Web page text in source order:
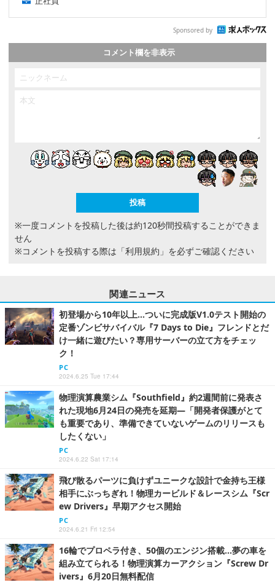
Sponsored by
コメント欄を非表示
※一度コメントを投稿した後は約120秒間投稿することができま
せん
※コメントを投稿する際は 「利用規約」 を必ずご確認ください
関連ニュース
初登場から10年以上…ついに完成版V1.0テスト開始の
定番ゾンビサバイバル『7 Days to Die』フレンドとだ
け一緒に遊びたい？専用サーバーの立て方をチェッ
ク！
PC
2024.6.25 Tue 17:44
物理演算農業シム『Southfield』約2週間前に発表さ
れた現地6月24日の発売を延期―「開発者保護がとて
も重要であり、準備できていないゲームのリリースも
したくない」
PC
2024.6.22 Sat 17:14
飛び散るパーツに負けずユニークな設計で金持ち王様
相手にぶっちぎれ！物理カービルド＆レースシム『Scr
ew Drivers』早期アクセス開始
PC
2024.6.21 Fri 12:54
16輪でプロペラ付き、50個のエンジン搭載…夢の車を
組み立てられる！物理演算カーアクション『Screw Dr
ivers』6月20日無料配信